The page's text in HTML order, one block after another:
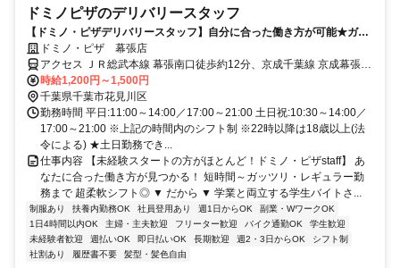
ドミノピザのデリバリースタッフ
【ドミノ・ピザデリバリースタッフ】自分に合った働き方が可能★ガッ
ツリもOK
ドミノ・ピザ 幕張店
アクセス ＪＲ総武本線 幕張南口徒歩約12分、京成千葉線 京成幕張徒
歩約14分、ＪＲ京葉線 海浜幕張北口(公園口)徒歩約15分 中央・総武
各駅停車 幕張 徒歩10分
時給1,200円～1,500円
千葉県千葉市花見川区
勤務時間 平日:11:00～14:00／17:00～21:00 土日祝:10:30～14:00／
17:00～21:00 ※上記の時間内のシフト制 ※22時以降は18歳以上(法
令による) ★土日勤務でき...
仕事内容 【未経験スタートの方がほとんど！ドミノ・ピザstaff】 あ
なたに合った働き方が見つかる！ 短時間～ガッツリ・レギュラー勤
務まで 超柔軟シフト◎ ▼ だから ▼ 学業と両立する学生バイトさ...
制服あり 扶養内勤務OK 社員登用あり 週1日からOK
副業・WワークOK
1日4時間以内OK
主婦・主夫歓迎 フリーター歓迎 バイク通勤OK
学生歓迎
未経験者歓迎
週払いOK 即日払いOK 長期歓迎 週2・3日からOK
シフト制
社割あり
履歴書不要 髪型・髪色自由